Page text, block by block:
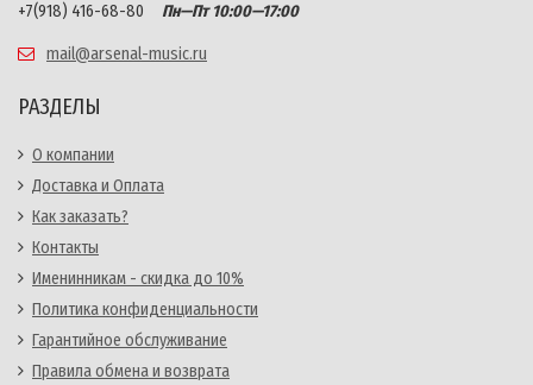
+7(918) 416-68-80
Пн—Пт 10:00—17:00
mail@arsenal-music.ru
РАЗДЕЛЫ
О компании
Доставка и Оплата
Как заказать?
Контакты
Именинникам - скидка до 10%
Политика конфиденциальности
Гарантийное обслуживание
Правила обмена и возврата